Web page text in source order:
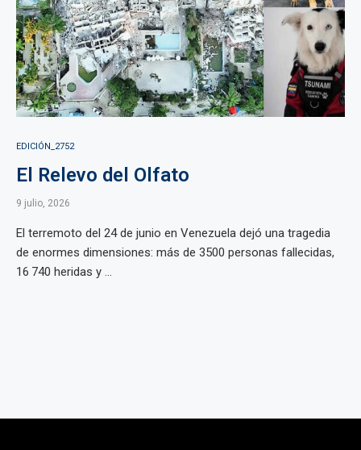
EDICIÓN_2752
El Relevo del Olfato
9 julio, 2026
El terremoto del 24 de junio en Venezuela dejó una tragedia
de enormes dimensiones: más de 3500 personas fallecidas,
16 740 heridas y ...